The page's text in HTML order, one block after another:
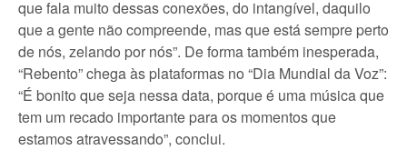
que fala muito dessas conexões, do intangível, daquilo
que a gente não compreende, mas que está sempre perto
de nós, zelando por nós”. De forma também inesperada,
“Rebento” chega às plataformas no “Dia Mundial da Voz”:
“É bonito que seja nessa data, porque é uma música que
tem um recado importante para os momentos que
estamos atravessando”, conclui.